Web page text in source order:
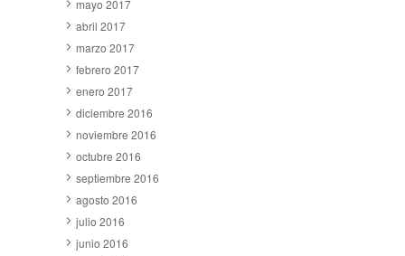
mayo 2017
abril 2017
marzo 2017
febrero 2017
enero 2017
diciembre 2016
noviembre 2016
octubre 2016
septiembre 2016
agosto 2016
julio 2016
junio 2016